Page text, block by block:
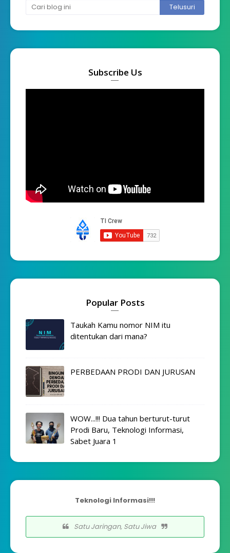
Subscribe Us
Popular Posts
Taukah Kamu nomor NIM itu
ditentukan dari mana?
PERBEDAAN PRODI DAN JURUSAN
WOW...!!! Dua tahun berturut-turut
Prodi Baru, Teknologi Informasi,
Sabet Juara 1
Teknologi Informasi!!!
Satu Jaringan, Satu Jiwa